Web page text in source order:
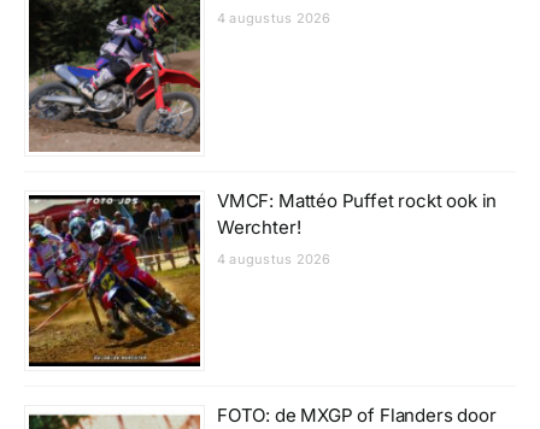
4 augustus 2026
VMCF: Mattéo Puffet rockt ook in
Werchter!
4 augustus 2026
FOTO: de MXGP of Flanders door